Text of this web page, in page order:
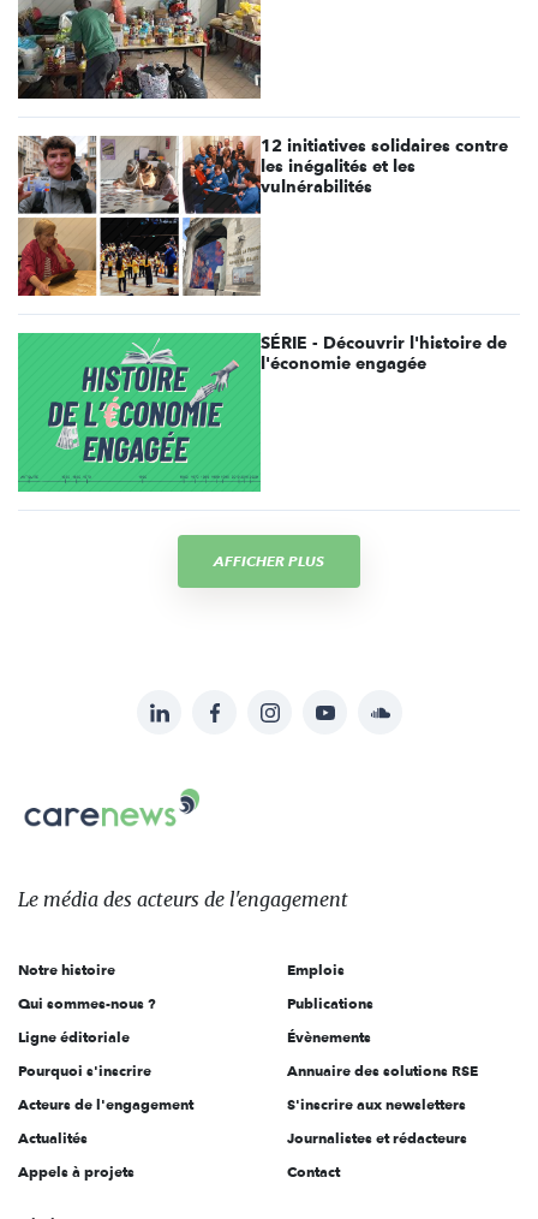
12 initiatives solidaires contre
les inégalités et les
vulnérabilités
SÉRIE - Découvrir l'histoire de
l'économie engagée
AFFICHER PLUS
sur:
LinkedInFacebookInstagramYouTubeSoundcloud
Carenews,
Le
des
l'engagement
Le média des acteurs de l'engagement
Notre histoire
Qui sommes-nous ?
Ligne éditoriale
Pourquoi s'inscrire
Acteurs de l'engagement
Actualités
Appels à projets
Emplois
Publications
Évènements
Annuaire des solutions RSE
S'inscrire aux newsletters
Journalistes et rédacteurs
Contact